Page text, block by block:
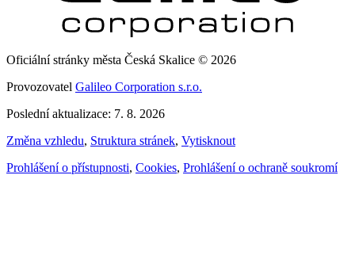
Oficiální stránky města Česká Skalice © 2026
Provozovatel Galileo Corporation s.r.o.
Poslední aktualizace: 7. 8. 2026
Změna vzhledu, Struktura stránek, Vytisknout
Prohlášení o přístupnosti, Cookies, Prohlášení o ochraně soukromí